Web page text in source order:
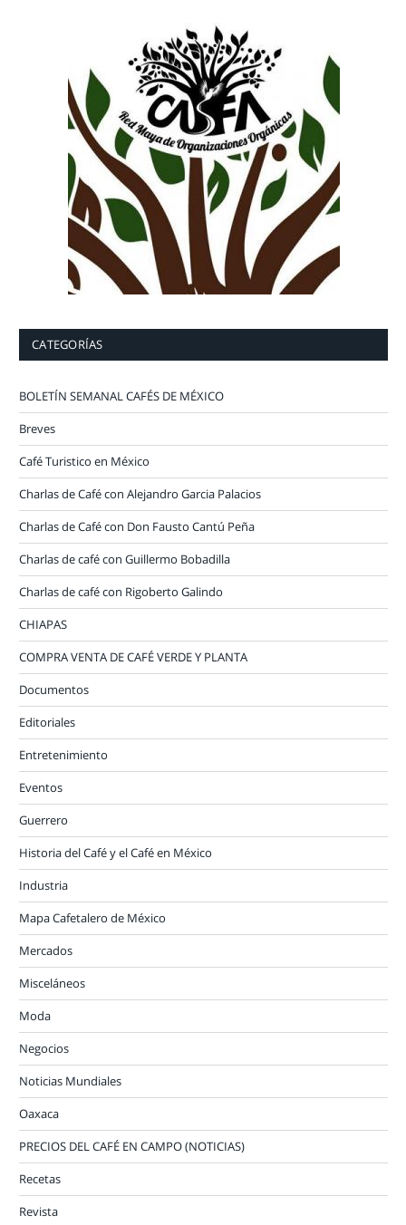
CATEGORÍAS
BOLETÍN SEMANAL CAFÉS DE MÉXICO
Breves
Café Turistico en México
Charlas de Café con Alejandro Garcia Palacios
Charlas de Café con Don Fausto Cantú Peña
Charlas de café con Guillermo Bobadilla
Charlas de café con Rigoberto Galindo
CHIAPAS
COMPRA VENTA DE CAFÉ VERDE Y PLANTA
Documentos
Editoriales
Entretenimiento
Eventos
Guerrero
Historia del Café y el Café en México
Industria
Mapa Cafetalero de México
Mercados
Misceláneos
Moda
Negocios
Noticias Mundiales
Oaxaca
PRECIOS DEL CAFÉ EN CAMPO (NOTICIAS)
Recetas
Revista